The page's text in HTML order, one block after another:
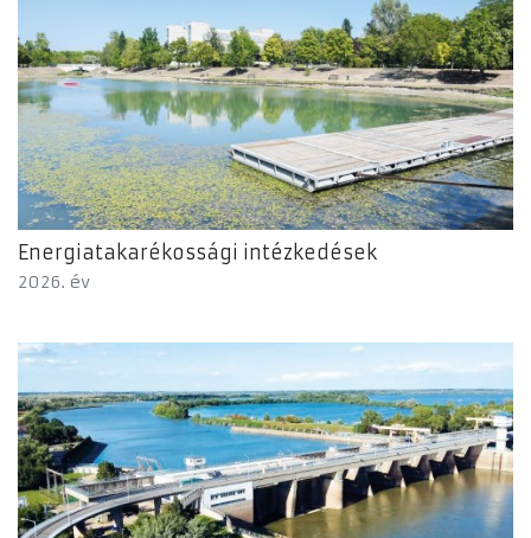
Energiatakarékossági intézkedések
2026. év